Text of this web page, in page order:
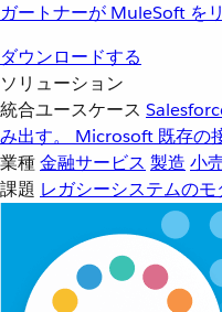
ガートナーが MuleSoft を
ダウンロードする
ソリューション
統合ユースケース
み出す。
Microsoft 既存の
業種金融サービス 製造 小
課題 レガシーシステムの